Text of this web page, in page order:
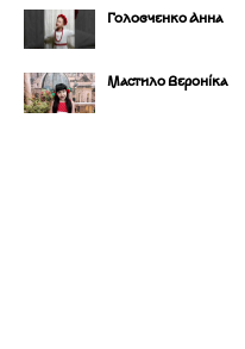
Головченко Анна
Мастило Вероніка